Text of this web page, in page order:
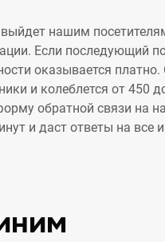
нашим
Если последующий
оказывается
и колеблется от 450
обратной связи на
и даст ответы на все